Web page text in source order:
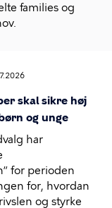
families og
skal sikre høj
og unge
har
for perioden
for, hvordan
og styrke